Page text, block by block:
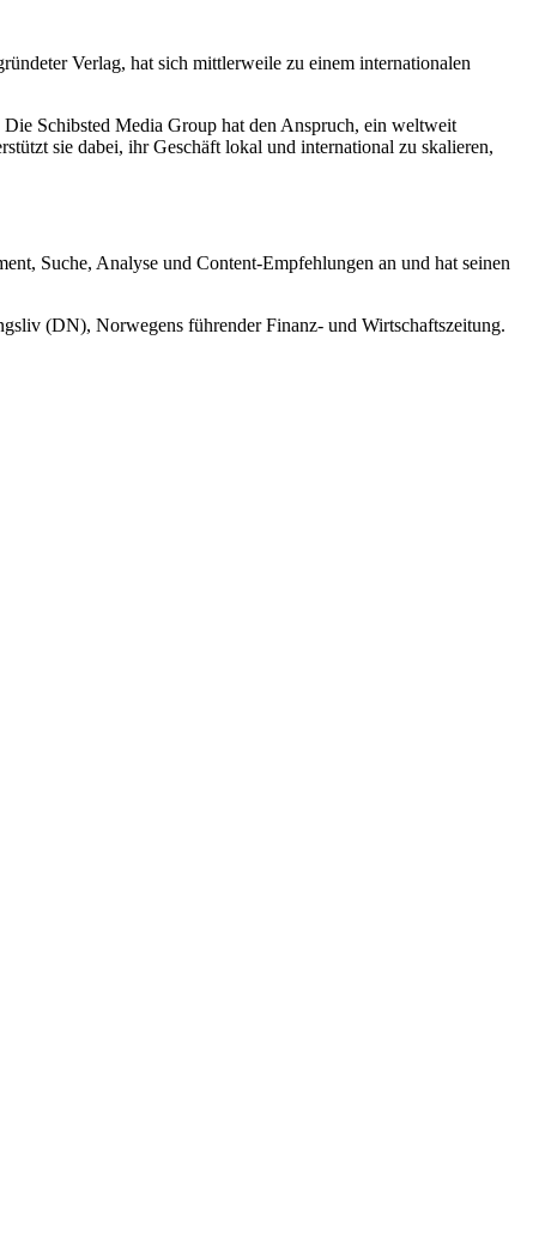
Verlag, hat sich mittlerweile zu einem internationalen
Schibsted Media Group hat den Anspruch, ein weltweit
sie dabei, ihr Geschäft lokal und international zu skalieren,
Suche, Analyse und Content-Empfehlungen an und hat seinen
(DN), Norwegens führender Finanz- und Wirtschaftszeitung.